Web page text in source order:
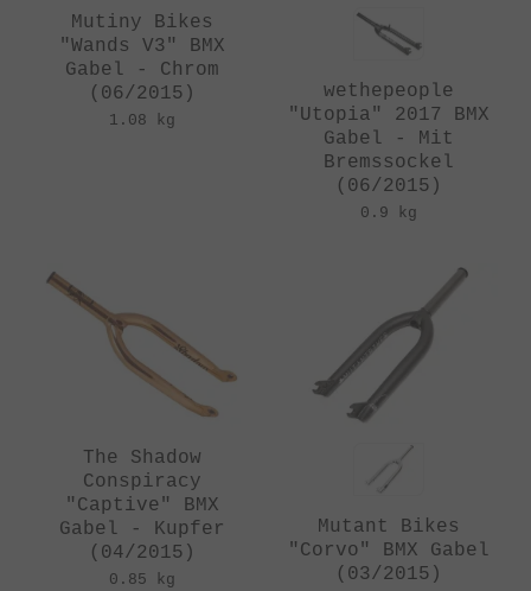
Mutiny Bikes
"Wands V3" BMX
Gabel - Chrom
(06/2015)
1.08 kg
wethepeople
"Utopia" 2017 BMX
Gabel - Mit
Bremssockel
(06/2015)
0.9 kg
The Shadow
Conspiracy
"Captive" BMX
Gabel - Kupfer
(04/2015)
0.85 kg
Mutant Bikes
"Corvo" BMX Gabel
(03/2015)